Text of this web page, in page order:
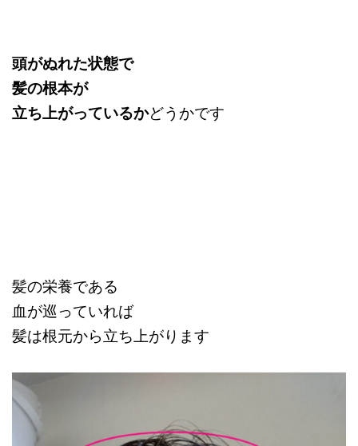
頭がぬれた状態で
髪の根本が
立ち上がっているかどうかです
髪の栄養である
血が巡っていれば
髪は根元から立ち上がります